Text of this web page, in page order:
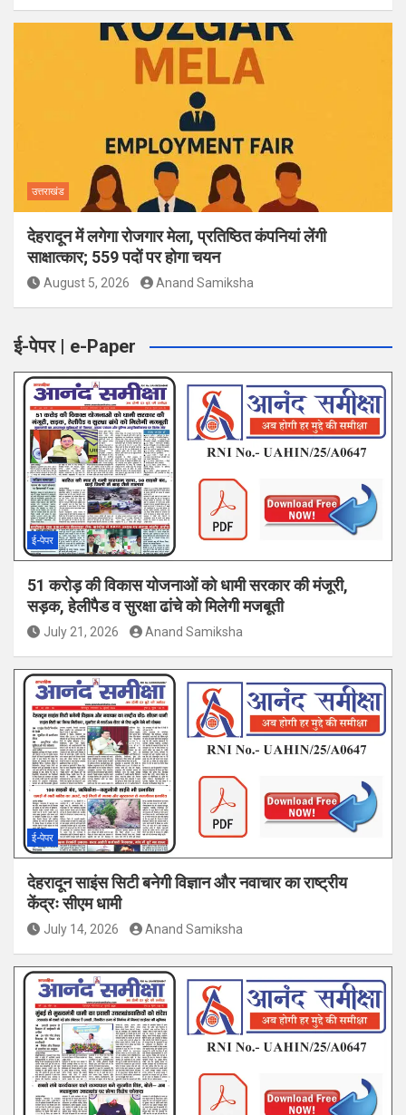
उत्तराखंड
देहरादून में लगेगा रोजगार मेला, प्रतिष्ठित कंपनियां लेंगी
साक्षात्कार; 559 पदों पर होगा चयन
August 5, 2026 Anand Samiksha
ई-पेपर | e-Paper
ई-पेपर
51 करोड़ की विकास योजनाओं को धामी सरकार की मंजूरी,
सड़क, हेलीपैड व सुरक्षा ढांचे को मिलेगी मजबूती
July 21, 2026 Anand Samiksha
ई-पेपर
देहरादून साइंस सिटी बनेगी विज्ञान और नवाचार का राष्ट्रीय
केंद्रः सीएम धामी
July 14, 2026 Anand Samiksha